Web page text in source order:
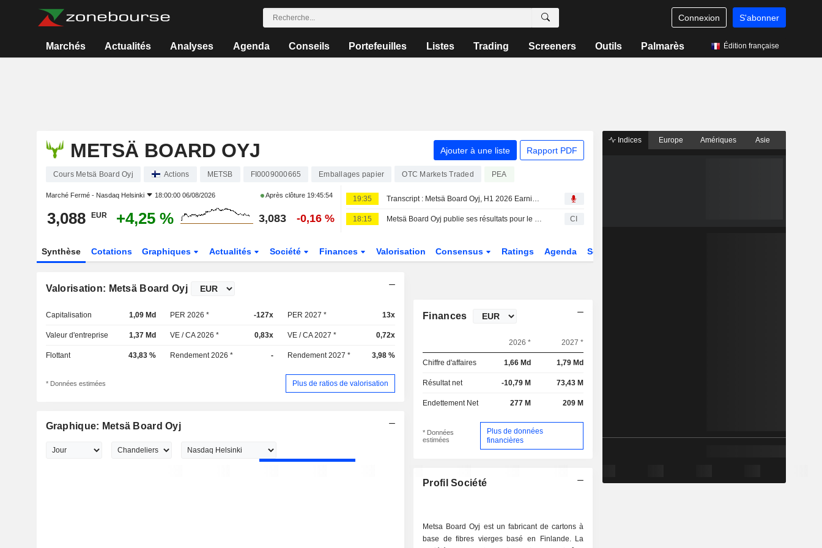
Connexion S'abonner
Marchés Actualités Analyses Agenda Conseils Portefeuilles Listes Trading Screeners Outils Palmarès Édition française
METSÄ BOARD OYJ Ajouter à une liste Rapport PDF
Cours Metsä Board Oyj Actions METSB FI0009000665 Emballages papier OTC Markets Traded PEA
Marché Fermé - Nasdaq Helsinki 18:00:00 06/08/2026 Après clôture 19:45:54
3,088 EUR +4,25 % 3,083 -0,16 %
19:35 Transcript : Metsä Board Oyj, H1 2026 Earnings Call, Aug 06, 2026
18:15 Metsä Board Oyj publie ses résultats pour le deuxième trimestre et le premier semestre clos le 30 juin 2026 CI
Synthèse Cotations Graphiques Actualités Société Finances Valorisation Consensus Ratings Agenda Secteur
Valorisation: Metsä Board Oyj
Capitalisation 1,09 Md PER 2026 * -127x PER 2027 * 13x
Valeur d'entreprise 1,37 Md VE / CA 2026 * 0,83x VE / CA 2027 * 0,72x
Flottant 43,83 % Rendement 2026 * - Rendement 2027 * 3,98 %
* Données estimées Plus de ratios de valorisation
Graphique: Metsä Board Oyj
Finances
2026 * 2027 *
Chiffre d'affaires 1,66 Md 1,79 Md
Résultat net -10,79 M 73,43 M
Endettement Net 277 M 209 M
* Données
estimées
Plus de données
financières
Profil Société
Metsa Board Oyj est un fabricant de cartons à
base de fibres vierges basé en Finlande. La
Indices Europe Amériques Asie